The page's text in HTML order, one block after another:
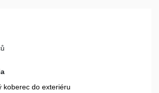
koberec do exteriéru